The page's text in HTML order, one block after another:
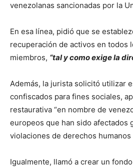
venezolanas sancionadas por la
En esa línea, pidió que se
recuperación de activos en todos
miembros, “tal y como exige la
Además, la jurista solicitó utilizar
confiscados para fines sociales,
restaurativa “en nombre de
europeos que han sido afectados
violaciones de derechos
Igualmente, llamó a crear un